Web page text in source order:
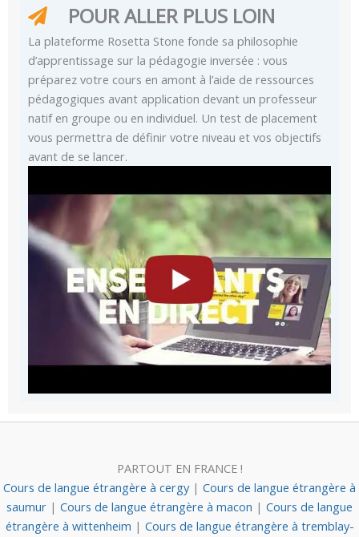
POUR ALLER PLUS LOIN
La plateforme Rosetta Stone fonde sa philosophie
d’apprentissage sur la pédagogie inversée : vous
préparez votre cours en amont à l’aide de ressources
pédagogiques avant application devant un professeur
natif en groupe ou en individuel. Un test de placement
vous permettra de définir votre niveau et vos objectifs
avant de se lancer.
PARTOUT EN FRANCE !
Cours de langue étrangère à cergy | Cours de langue étrangère à
saumur | Cours de langue étrangère à macon | Cours de langue
étrangère à wittenheim | Cours de langue étrangère à tremblay-